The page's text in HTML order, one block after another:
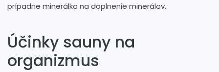
prípadne minerálka na doplnenie minerálov.
Účinky sauny na
organizmus